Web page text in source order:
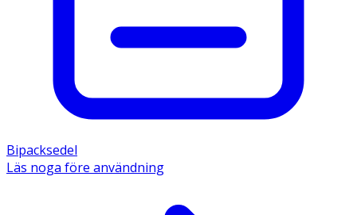
Bipacksedel
Läs noga före användning